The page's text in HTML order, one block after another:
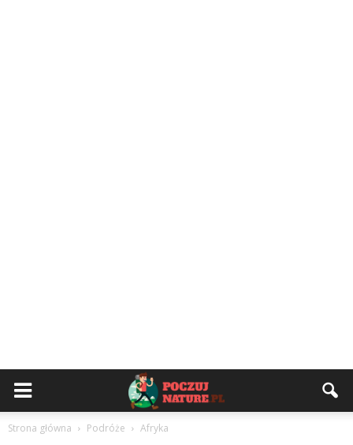
Strona główna Podróże Afryka